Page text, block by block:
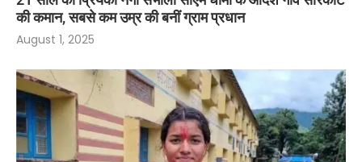
की कमान, सबसे कम उम्र की बनीं ग्राम प्रधान
August 1, 2025